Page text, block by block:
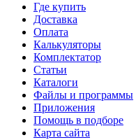
Где купить
Доставка
Оплата
Калькуляторы
Комплектатор
Статьи
Каталоги
Файлы и программы
Приложения
Помощь в подборе
Карта сайта